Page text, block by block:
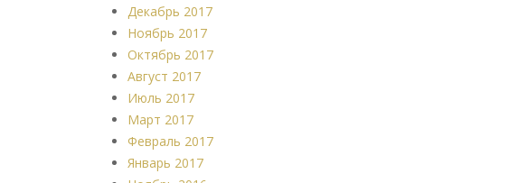
Декабрь 2017
Ноябрь 2017
Октябрь 2017
Август 2017
Июль 2017
Март 2017
Февраль 2017
Январь 2017